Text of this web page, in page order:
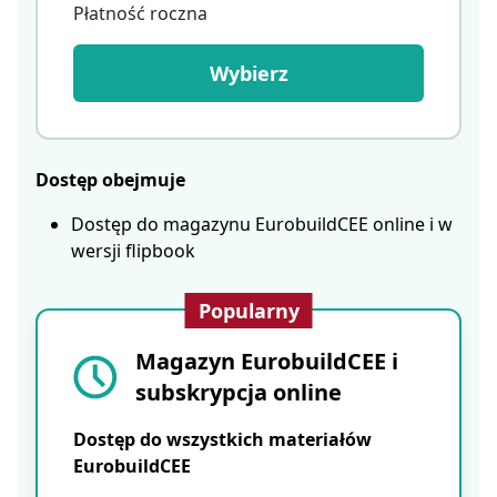
Płatność roczna
Wybierz
Dostęp obejmuje
Dostęp do magazynu EurobuildCEE online i w
wersji flipbook
Popularny
Magazyn EurobuildCEE i
subskrypcja online
Dostęp do wszystkich materiałów
EurobuildCEE